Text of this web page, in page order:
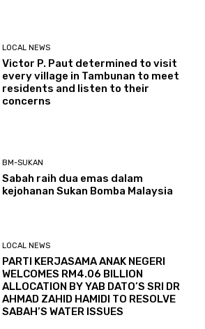
LOCAL NEWS
Victor P. Paut determined to visit
every village in Tambunan to meet
residents and listen to their
concerns
BM-SUKAN
Sabah raih dua emas dalam
kejohanan Sukan Bomba Malaysia
LOCAL NEWS
PARTI KERJASAMA ANAK NEGERI
WELCOMES RM4.06 BILLION
ALLOCATION BY YAB DATO’S SRI DR
AHMAD ZAHID HAMIDI TO RESOLVE
SABAH’S WATER ISSUES